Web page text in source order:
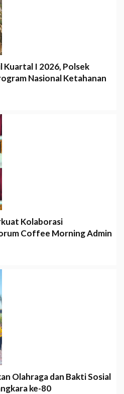
Kuartal I 2026, Polsek
Nasional Ketahanan
Kolaborasi
Coffee Morning Admin
Olahraga dan Bakti Sosial
ke-80